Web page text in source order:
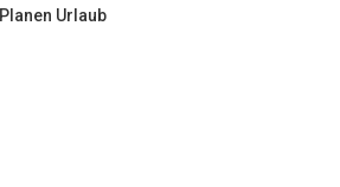
Planen Urlaub